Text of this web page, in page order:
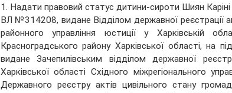
1. Надати правовий статус дитини-сироти Шиян Каріні
ВЛ №314208, видане Відділом державної реєстрації
районного управління юстиції у Харківській
Красноградського району Харківської області, на
видане Зачепилівським відділом державної
Харківської області Східного міжрегіонального
Державного реєстру актів цивільного стану